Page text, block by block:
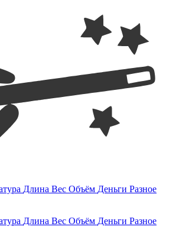
Длина Вес Объём Деньги Разное
Длина Вес Объём Деньги Разное